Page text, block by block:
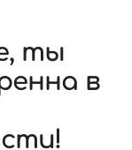
ты
в